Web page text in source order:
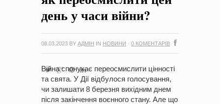
день у часи війни?
08.03.2023 BY АДМІН IN НОВИНИ · 0 КОМЕНТАРІВ
Війна спонукає переосмислити цінності
та свята. У Дії відбулося голосування,
чи залишати 8 березня вихідним днем
після закінчення воєнного стану. Але що